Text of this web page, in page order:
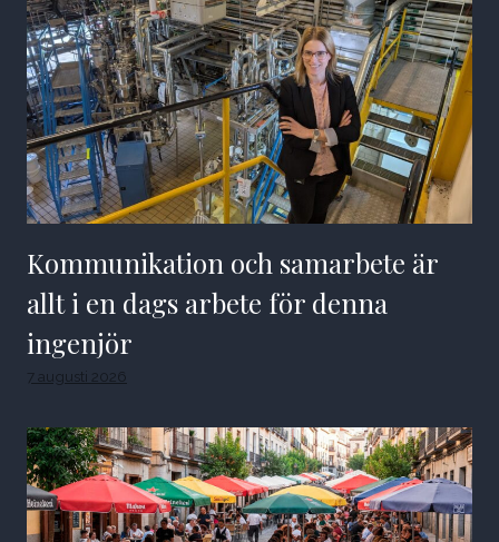
Kommunikation och samarbete är
allt i en dags arbete för denna
ingenjör
7 augusti 2026